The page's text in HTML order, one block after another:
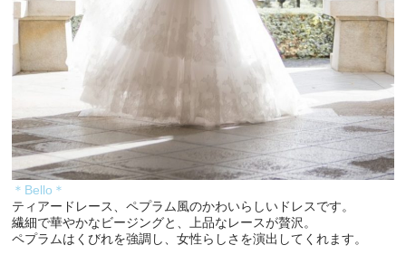
＊Bello＊
ティアードレース、ペプラム風のかわいらしいドレスです。
繊細で華やかなビージングと、上品なレースが贅沢。
ペプラムはくびれを強調し、女性らしさを演出してくれます。